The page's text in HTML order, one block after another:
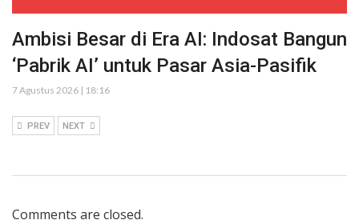
Ambisi Besar di Era AI: Indosat Bangun
‘Pabrik AI’ untuk Pasar Asia-Pasifik
7 Agustus 2026 | 18:16
PREV NEXT
Comments are closed.